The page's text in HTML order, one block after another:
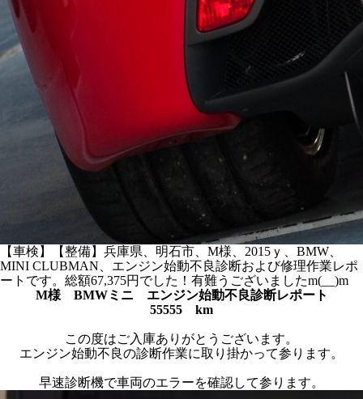
【車検】【整備】兵庫県、明石市、M様、2015ｙ、BMW、
MINI CLUBMAN、エンジン始動不良診断および修理作業レポ
ートです。総額67,375円でした！有難うございましたm(__)m
M様 BMWミニ エンジン始動不良診断レポート
55555 km
この度はご入庫ありがとうございます。
エンジン始動不良の診断作業に取り掛かって参ります。
早速診断機で車両のエラーを確認して参ります。